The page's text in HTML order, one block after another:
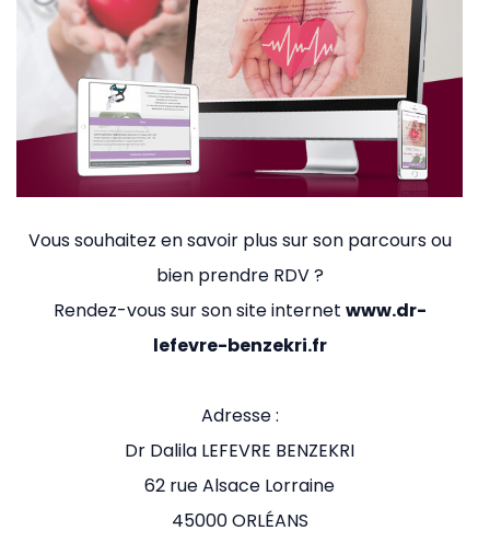
Vous souhaitez en savoir plus sur son parcours ou
bien prendre RDV ?
Rendez-vous sur son site internet www.dr-
lefevre-benzekri.fr
Adresse :
Dr Dalila LEFEVRE BENZEKRI
62 rue Alsace Lorraine
45000 ORLÉANS